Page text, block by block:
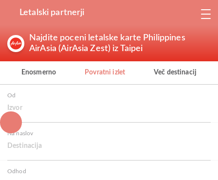
Letalski partnerji
Najdite poceni letalske karte Philippines
AirAsia (AirAsia Zest) iz Taipei
Enosmerno Povratni izlet Več destinacij
Od
Izvor
Na naslov
Destinacija
Odhod